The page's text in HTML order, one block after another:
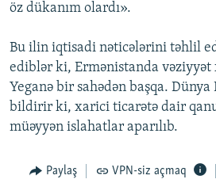
öz dükanım olardı».
Bu ilin iqtisadi nəticələrini təhlil
ediblər ki, Ermənistanda vəziyyət
Yeganə bir sahədən başqa.
bildirir ki, xarici ticarətə dair
müəyyən islahatlar aparılıb.
Paylaş VPN-siz açmaq